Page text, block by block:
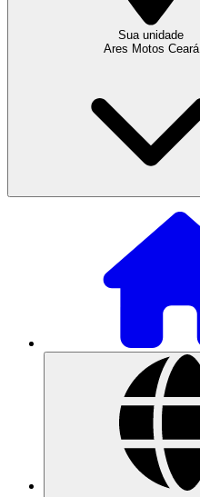
Sua unidade
Ares Motos Ceará